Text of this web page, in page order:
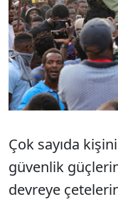
Çok sayıda
güvenlik
devreye